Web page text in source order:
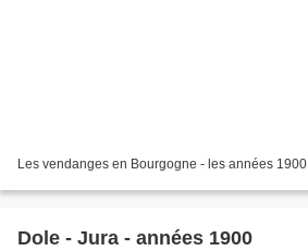
Les vendanges en Bourgogne - les années 1900
Dole - Jura - années 1900